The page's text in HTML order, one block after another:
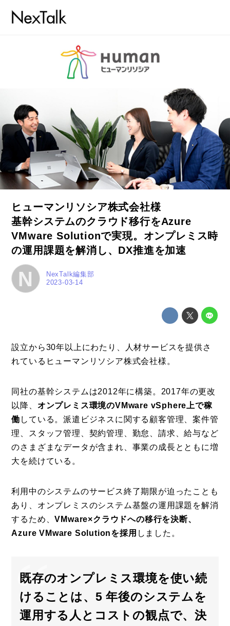
コラム
特集
トピックス
登録
お問い合わせ
ヒューマンリソシア株式会社様
基幹システムのクラウド移行をAzure
VMware Solutionで実現。オンプレミス時
の運用課題を解消し、DX推進を加速
N 2023-03-14
NexTalk編集部
設立から30年以上にわたり、人材サービスを提供さ
れているヒューマンリソシア株式会社様。
同社の基幹システムは2012年に構築。2017年の更改
以降、 オンプレミス環境のVMware vSphere上で稼
働 している。派遣ビジネスに関する顧客管理、案件管
理、スタッフ管理、契約管理、勤怠、請求、給与など
のさまざまなデータが含まれ、事業の成長とともに増
大を続けている。
利用中のシステムのサービス終了期限が迫ったことも
あり、オンプレミスのシステム基盤の運用課題を解消
するため、VMware×クラウドへの移行を決断、
Azure VMware Solutionを採用 しました。
既存のオンプレミス環境を使い続
けることは、5 年後のシステムを
運用する人とコストの観点で、決